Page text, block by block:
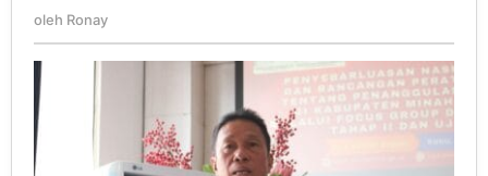
oleh Ronay